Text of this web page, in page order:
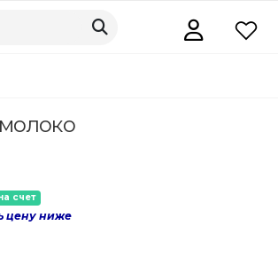
счет
цену ниже